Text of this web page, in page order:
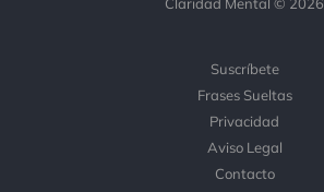
Suscríbete
Frases Sueltas
Privacidad
Aviso Legal
Contacto